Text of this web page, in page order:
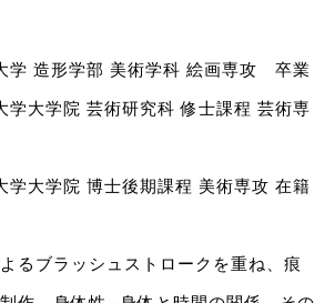
学 造形学部 美術学科 絵画専攻 卒業
学大学院 芸術研究科 修士課程 芸術専
学大学院 博士後期課程 美術専攻 在籍
るブラッシュストロークを重ね、痕